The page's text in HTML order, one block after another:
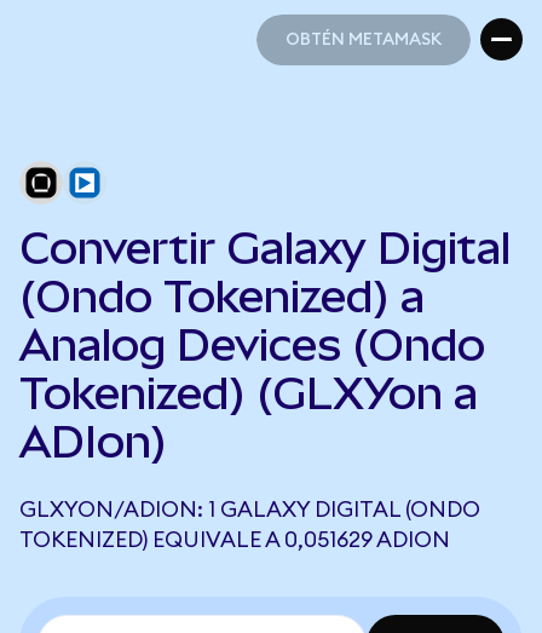
OBTÉN METAMASK
Convertir Galaxy Digital
(Ondo Tokenized) a
Analog Devices (Ondo
Tokenized) (GLXYon a
ADIon)
GLXYON/ADION: 1 GALAXY DIGITAL (ONDO
TOKENIZED) EQUIVALE A 0,051629 ADION